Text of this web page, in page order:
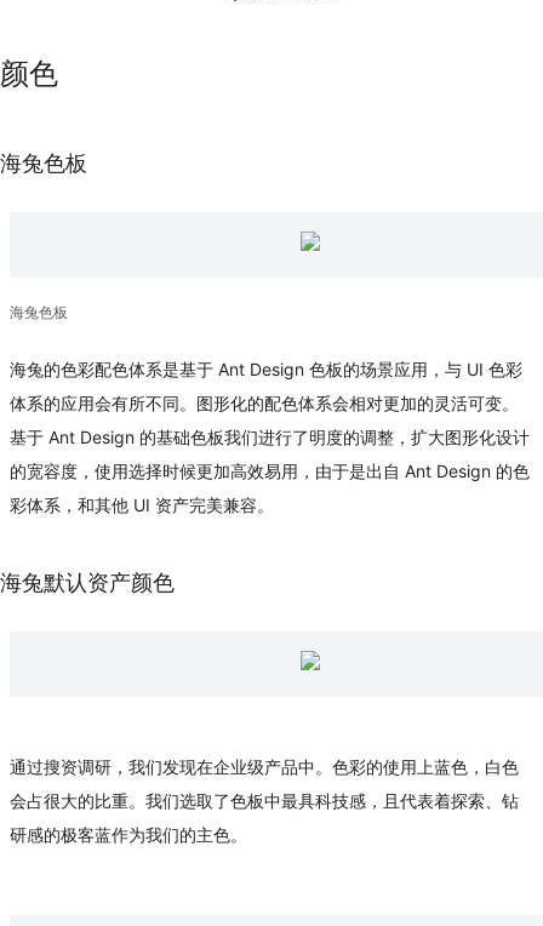
颜色
海兔色板
海兔色板
海兔的色彩配色体系是基于 Ant Design 色板的场景应用，与 UI 色彩
体系的应用会有所不同。图形化的配色体系会相对更加的灵活可变。
基于 Ant Design 的基础色板我们进行了明度的调整，扩大图形化设计
的宽容度，使用选择时候更加高效易用，由于是出自 Ant Design 的色
彩体系，和其他 UI 资产完美兼容。
海兔默认资产颜色
通过搜资调研，我们发现在企业级产品中。色彩的使用上蓝色，白色
会占很大的比重。我们选取了色板中最具科技感，且代表着探索、钻
研感的极客蓝作为我们的主色。